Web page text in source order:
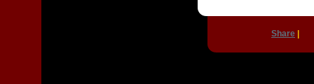
Share